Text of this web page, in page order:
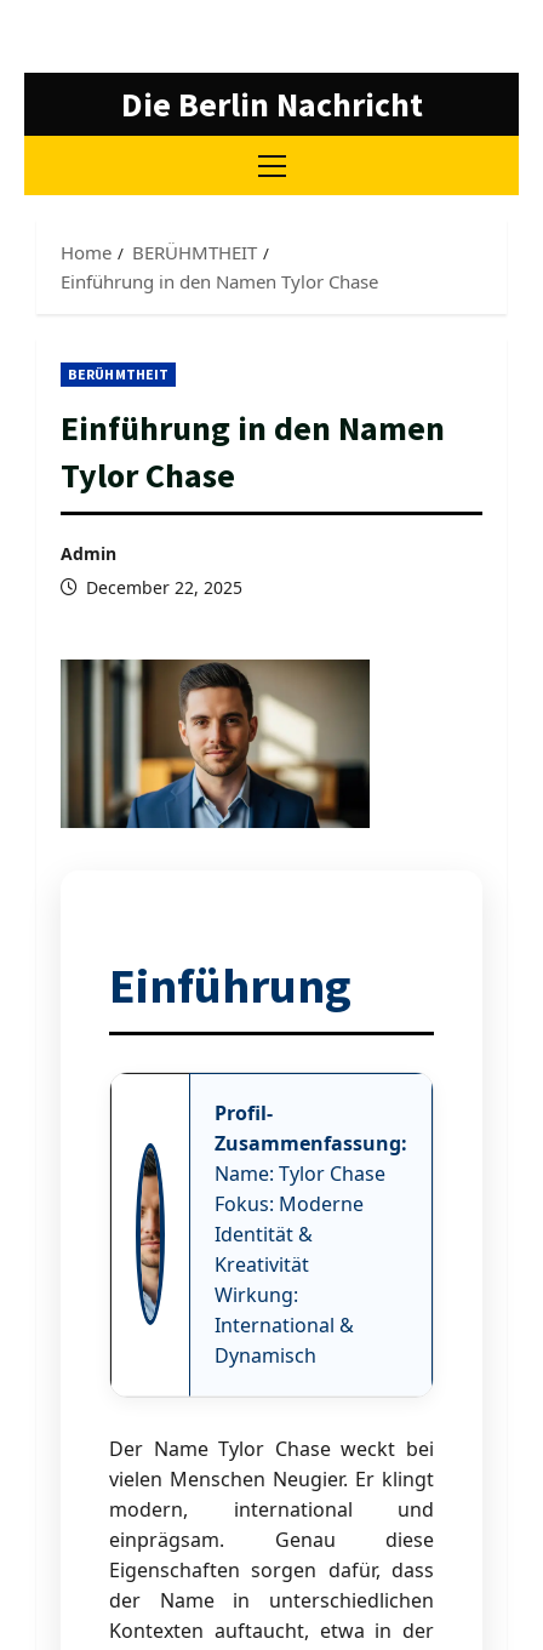
Die Berlin Nachricht
Primary
Home
BERÜHMTHEIT
Einführung in den Namen Tylor Chase
BERÜHMTHEIT
Einführung in den Namen
Tylor Chase
Admin
December 22, 2025
Einführung
Profil-
Zusammenfassung:
Name: Tylor Chase
Fokus: Moderne
Identität &
Kreativität
Wirkung:
International &
Dynamisch
Der Name Tylor Chase weckt bei
vielen Menschen Neugier. Er klingt
modern, international und
einprägsam. Genau diese
Eigenschaften sorgen dafür, dass
der Name in unterschiedlichen
Kontexten auftaucht, etwa in der